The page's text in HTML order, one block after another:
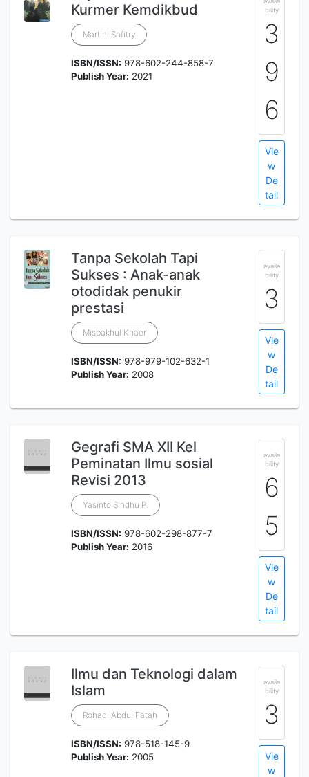
Kurmer Kemdikbud
Martini Safitry
ISBN/ISSN: 978-602-244-858-7
Publish Year: 2021
bility
3
9
6
Vie
w
De
tail
Tanpa Sekolah Tapi
Sukses : Anak-anak
otodidak penukir
prestasi
Misbakhul Khaer
ISBN/ISSN: 978-979-102-632-1
Publish Year: 2008
availa
bility
3
Vie
w
De
tail
Gegrafi SMA XII Kel
Peminatan Ilmu sosial
Revisi 2013
Yasinto Sindhu P.
ISBN/ISSN: 978-602-298-877-7
Publish Year: 2016
availa
bility
6
5
Vie
w
De
tail
Ilmu dan Teknologi dalam
Islam
Rohadi Abdul Fatah
ISBN/ISSN: 978-518-145-9
Publish Year: 2005
availa
bility
3
Vie
w